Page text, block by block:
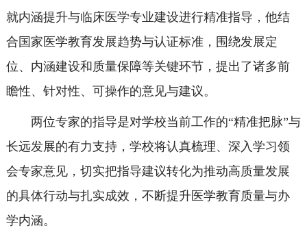
就内涵提升与临床医学专业建设进行精准指导，他结
合国家医学教育发展趋势与认证标准，围绕发展定
位、内涵建设和质量保障等关键环节，提出了诸多前
瞻性、针对性、可操作的意见与建议。
两位专家的指导是对学校当前工作的“精准把脉”与
长远发展的有力支持，学校将认真梳理、深入学习领
会专家意见，切实把指导建议转化为推动高质量发展
的具体行动与扎实成效，不断提升医学教育质量与办
学内涵。